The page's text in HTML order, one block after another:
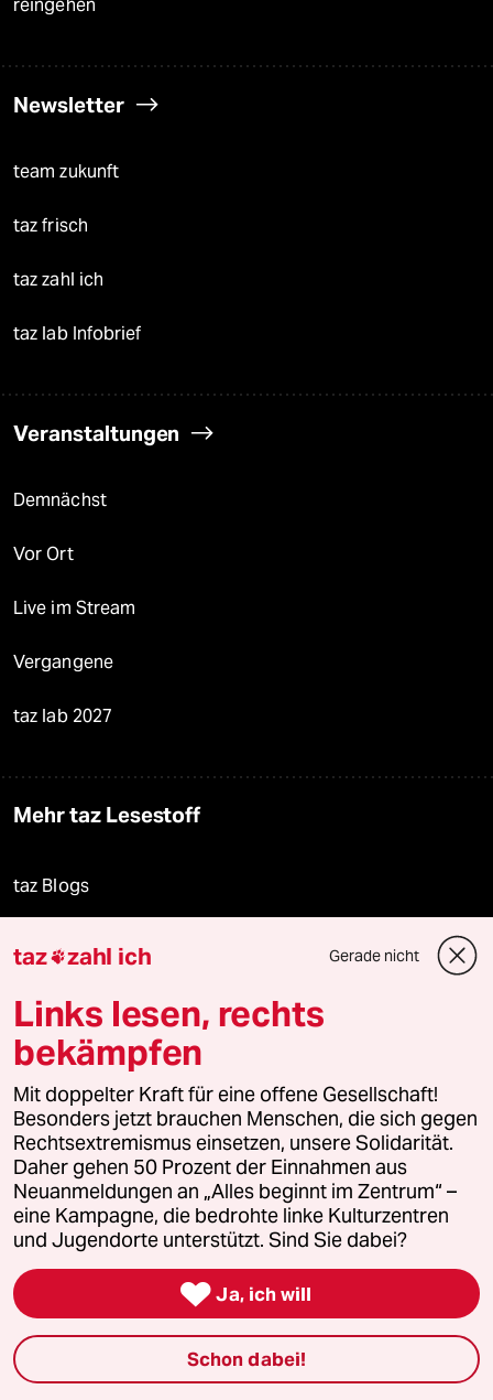
reingehen
Newsletter
team zukunft
taz frisch
taz zahl ich
taz lab Infobrief
Veranstaltungen
Demnächst
Vor Ort
Live im Stream
Vergangene
taz lab 2027
Mehr taz Lesestoff
taz Blogs
taz Archiv
Mehr taz Angebote
Reisen
Kantine
Shop
Anzeigen
taz zahl ich Gerade nicht
Links lesen, rechts
bekämpfen
Mit doppelter Kraft für eine offene Gesellschaft!
Besonders jetzt brauchen Menschen, die sich gegen
Rechtsextremismus einsetzen, unsere Solidarität.
Daher gehen 50 Prozent der Einnahmen aus
Neuanmeldungen an „Alles beginnt im Zentrum“ –
eine Kampagne, die bedrohte linke Kulturzentren
und Jugendorte unterstützt. Sind Sie dabei?
 Ja, ich will
Schon dabei!